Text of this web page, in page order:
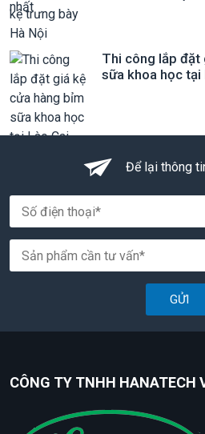
Thi công lắp đặt
sữa khoa học tại
Để lại thông
GỬI
CÔNG TY TNHH HANATECH